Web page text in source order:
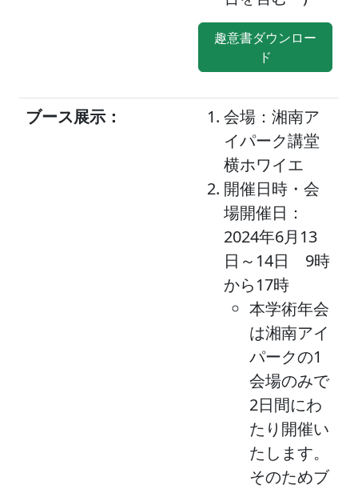
趣意書ダウンロー
ド
ブース展示：
会場：湘南ア
イパーク講堂
横ホワイエ
開催日時・会
場開催日：
2024年6月13
日～14日 9時
から17時
本学術年会
は湘南アイ
パークの1
会場のみで
2日間にわ
たり開催い
たします。
そのためブ